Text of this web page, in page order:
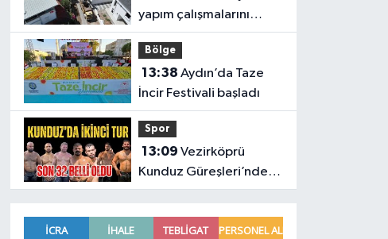
yapım çalışmalarını
genişletildi
Bölge
13:38
İncir Festivali başladı
Spor
13:09
Kunduz Güreşleri’nde
ikinci tur tamamlandı.
başpehlivan